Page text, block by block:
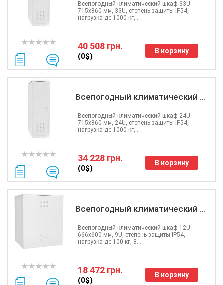
40 508 грн.
(0$)
В корзину
Всепогодный климатический шкаф 33U -
715x860 мм, 33U, степень защиты IP54,
нагрузка до 1000 кг,...
Всепогодный климатический ...
34 228 грн.
(0$)
В корзину
Всепогодный климатический шкаф 24U -
715x860 мм, 24U, степень защиты IP54,
нагрузка до 1000 кг,...
Всепогодный климатический ...
18 472 грн.
(0$)
В корзину
Всепогодный климатический шкаф 12U -
666x600 мм, 9U, степень защиты IP54,
нагрузка до 100 кг, 8...